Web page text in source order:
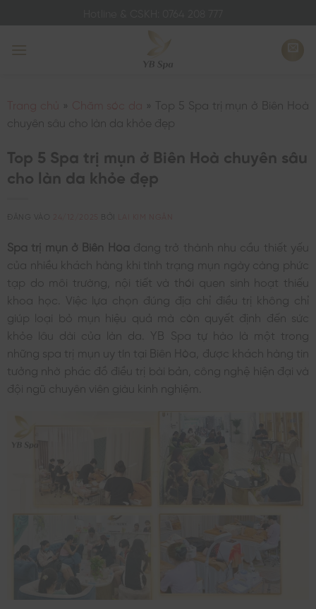
» » Top 5 Spa trị mụn ở Biên Hoà
chuyên sâu cho làn da khỏe đẹp
Top 5 Spa trị mụn ở Biên Hoà chuyên sâu
cho làn da khỏe đẹp
Spa trị mụn ở Biên Hòa
đang trở thành nhu cầu thiết yếu
của nhiều khách hàng khi tình trạng mụn ngày càng phức
tạp do môi trường, nội tiết và thói quen sinh hoạt thiếu
khoa học. Việc lựa chọn đúng địa chỉ điều trị không chỉ
giúp loại bỏ mụn hiệu quả mà còn quyết định đến sức
khỏe lâu dài của làn da. YB Spa tự hào là một trong
những spa trị mụn uy tín tại Biên Hòa, được khách hàng tin
tưởng nhờ phác đồ điều trị bài bản, công nghệ hiện đại và
đội ngũ chuyên viên giàu kinh nghiệm.